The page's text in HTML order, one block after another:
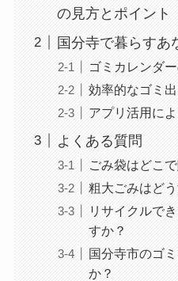
の見方とポイント
国分寺で暮らすあ
ゴミカレンダ
効率的なゴミ
アプリ活用に
よくある質問
ごみ袋はどこ
粗大ごみはど
リサイクルで
すか？
国分寺市のゴ
か？